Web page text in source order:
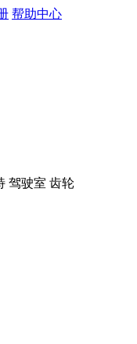
帮助中心
驾驶室 齿轮